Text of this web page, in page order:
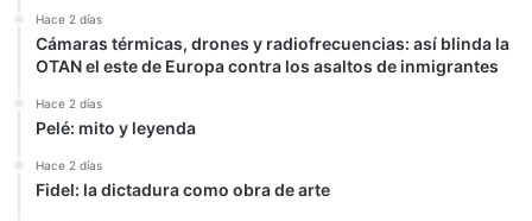
Hace 2 días
Cámaras térmicas, drones y radiofrecuencias: así blinda la
OTAN el este de Europa contra los asaltos de inmigrantes
Hace 2 días
Pelé: mito y leyenda
Hace 2 días
Fidel: la dictadura como obra de arte